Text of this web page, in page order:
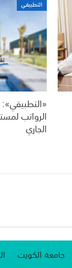
التطبيقي
الجاري
جامعة الكويت